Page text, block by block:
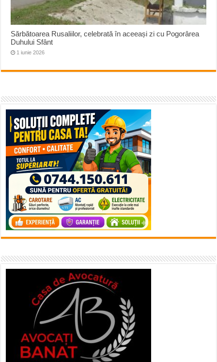
Sărbătoarea Rusaliilor, celebrată în aceeași zi cu Pogorârea
Duhului Sfânt
1 iunie 2026